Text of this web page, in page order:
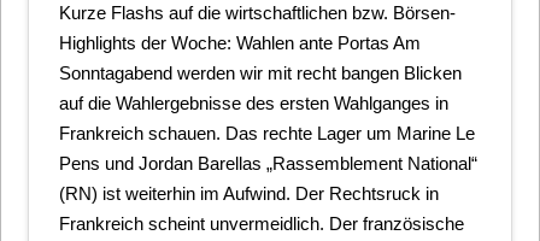
Kurze Flashs auf die wirtschaftlichen bzw. Börsen-
Highlights der Woche: Wahlen ante Portas Am
Sonntagabend werden wir mit recht bangen Blicken
auf die Wahlergebnisse des ersten Wahlganges in
Frankreich schauen. Das rechte Lager um Marine Le
Pens und Jordan Barellas „Rassemblement National“
(RN) ist weiterhin im Aufwind. Der Rechtsruck in
Frankreich scheint unvermeidlich. Der französische